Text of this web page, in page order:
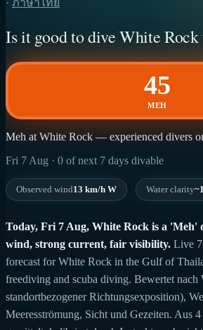
· ภาษาไทย
Is it good to dive White Rock
45
MEH
Meh at White Rock — experienced divers
Fri 7 Aug · 0 of next 7 days divable
Observed wind13 km/h W Water clarity
Today, Fri 7 Aug, White Rock is a 'Meh'
wind, strong current, fair visibility. Live
forecast for White Rock in the Gulf of
freediving and scuba diving. Bewertet nach
standortbezogener Richtungsexposition),
Meeresströmung, Sicht und Gezeiten. Aus